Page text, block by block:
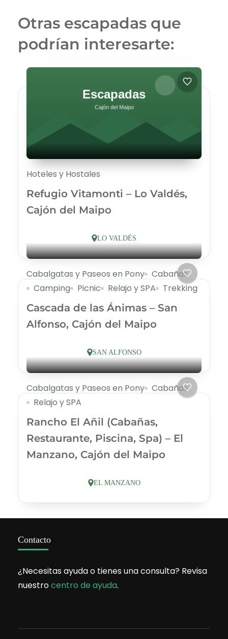
Otras escapadas que
podrían interesarte:
Hoteles y Hostales
Refugio Vitamonti – Lo Valdés,
Cajón del Maipo
LO VALDÉS
Cabalgatas y Paseos en Pony
Cabañas
Camping
Picnic Relajo y SPA Trekking
Cascada de las Ánimas – San
Alfonso, Cajón del Maipo
SAN ALFONSO
Cabalgatas y Paseos en Pony
Cabañas
Relajo y SPA
Rancho El Añil (Cabañas,
Restaurante, Piscina, Spa) – El
Manzano, Cajón del Maipo
EL MANZANO
Contacto
¿Necesitas ayuda o tienes una consulta? Revisa
nuestrocentro de ayuda.